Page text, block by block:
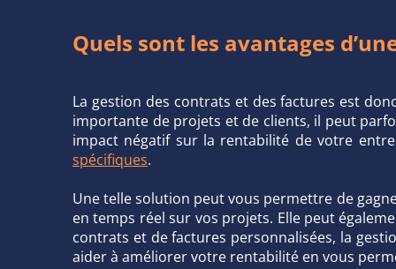
Quels sont les avantages
La gestion des contrats et des factures est
importante de projets et de clients, il peut
impact négatif sur la rentabilité de votre
spécifiques.
Une telle solution peut vous permettre de
en temps réel sur vos projets. Elle peut
contrats et de factures personnalisées, la
aider à améliorer votre rentabilité en vous